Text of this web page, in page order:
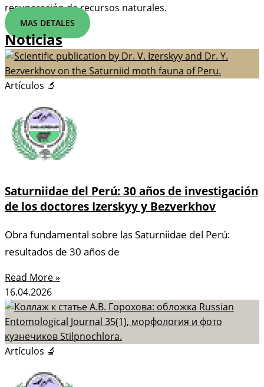
recuperación de recursos naturales.
MAS DETALES
Noticias
Artículos 🔬
Saturniidae del Perú: 30 años de investigación
de los doctores Izerskyy y Bezverkhov
Obra fundamental sobre las Saturniidae del Perú:
resultados de 30 años de
Read More »
16.04.2026
Artículos 🔬